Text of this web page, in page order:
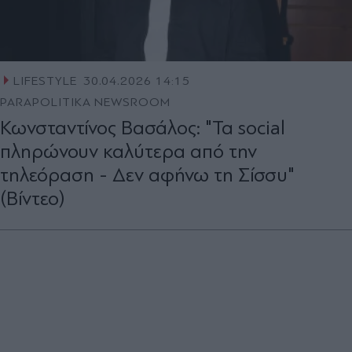
LIFESTYLE 30.04.2026 14:15
PARAPOLITIKA NEWSROOM
Κωνσταντίνος Βασάλος: "Τα social
πληρώνουν καλύτερα από την
τηλεόραση - Δεν αφήνω τη Σίσσυ"
(Βίντεο)